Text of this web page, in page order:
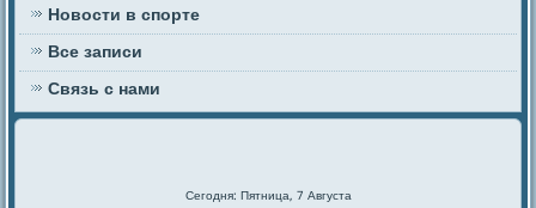
Новости в спорте
Все записи
Связь с нами
Сегодня: Пятница, 7 Августа